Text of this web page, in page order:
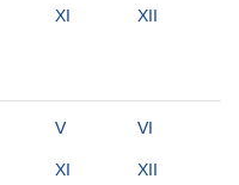
XI XII
V VI
XI XII